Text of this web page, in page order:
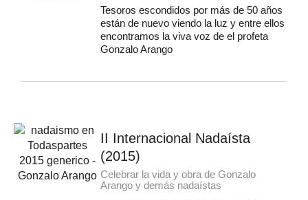
Tesoros escondidos por más de 50 años
están de nuevo viendo la luz y entre ellos
encontramos la viva voz de el profeta
Gonzalo Arango
II Internacional Nadaísta
(2015)
Celebrar la vida y obra de Gonzalo
Arango y demás nadaístas